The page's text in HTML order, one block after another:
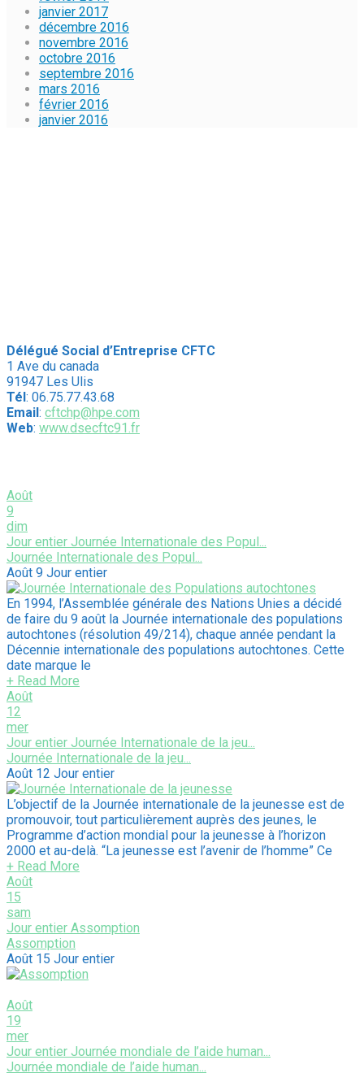
janvier 2017
décembre 2016
novembre 2016
octobre 2016
septembre 2016
mars 2016
février 2016
janvier 2016
Délégué Social d’Entreprise CFTC
1 Ave du canada
91947 Les Ulis
Tél : 06.75.77.43.68
Email : cftchp@hpe.com
Web: www.dsecftc91.fr
Août
9
dim
Jour entier Journée Internationale des Popul...
Journée Internationale des Popul...
Août 9 Jour entier
En 1994, l’Assemblée générale des Nations Unies a décidé
de faire du 9 août la Journée internationale des populations
autochtones (résolution 49/214), chaque année pendant la
Décennie internationale des populations autochtones. Cette
date marque le
+ Read More
Août
12
mer
Jour entier Journée Internationale de la jeu...
Journée Internationale de la jeu...
Août 12 Jour entier
L’objectif de la Journée internationale de la jeunesse est de
promouvoir, tout particulièrement auprès des jeunes, le
Programme d’action mondial pour la jeunesse à l’horizon
2000 et au-delà. “La jeunesse est l’avenir de l’homme” Ce
+ Read More
Août
15
sam
Jour entier Assomption
Assomption
Août 15 Jour entier
Août
19
mer
Jour entier Journée mondiale de l’aide human...
Journée mondiale de l’aide human...